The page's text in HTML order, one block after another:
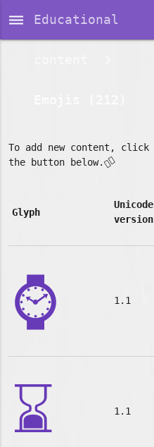
dehaze Educational
To add new content, click
the button below.👇🏽
Glyph
Unicode
version
⌚ 1.1
⌛ 1.1